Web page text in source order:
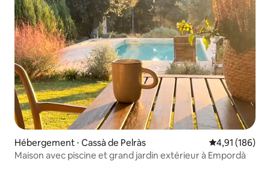
Hébergement ⋅ Cassà de Pelràs Évaluation
4,91 (186)
Maison avec piscine et grand jardin extérieur à Empordà